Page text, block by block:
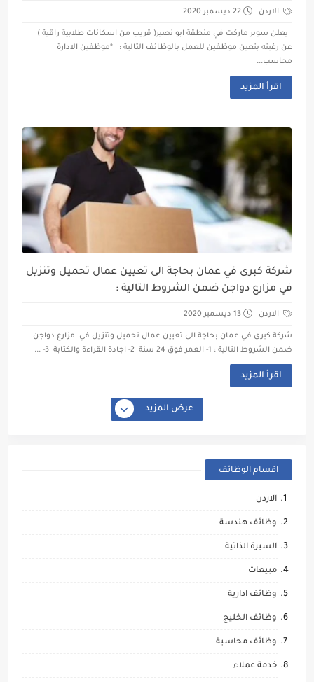
الاردن 22 ديسمبر 2020
يعلن سوبر ماركت في منطقة ابو نصير( قريب من اسكانات طلابية راقية )
عن رغبته بتعين موظفين للعمل بالوظائف التالية : *موظفين الادارة
محاسب...
اقرأ المزيد
شركة كبرى في عمان بحاجة الى تعيين عمال تحميل وتنزيل
في مزارع دواجن ضمن الشروط التالية :
الاردن 13 ديسمبر 2020
شركة كبرى في عمان بحاجة الى تعيين عمال تحميل وتنزيل في مزارع دواجن
ضمن الشروط التالية : 1- العمر فوق 24 سنة 2- اجادة القراءة والكتابة 3- ...
اقرأ المزيد
عرض المزيد
اقسام الوظائف
الاردن
وظائف هندسة
السيرة الذاتية
مبيعات
وظائف ادارية
وظائف الخليج
وظائف محاسبة
خدمة عملاء